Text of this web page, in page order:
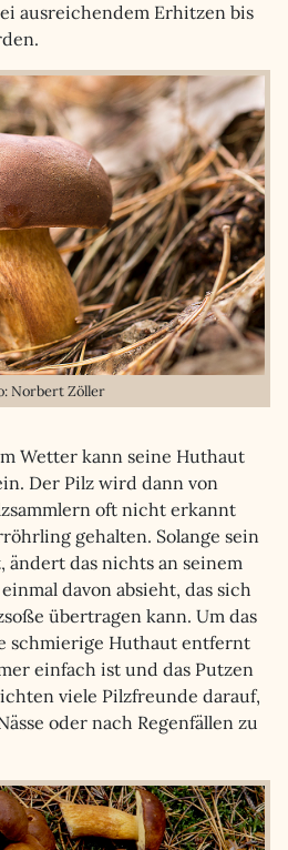
ausreichendem Erhitzen bis
Norbert Zöller
Wetter kann seine Huthaut
Der Pilz wird dann von
oft nicht erkannt
gehalten. Solange sein
ändert das nichts an seinem
davon absieht, das sich
übertragen kann. Um das
schmierige Huthaut entfernt
einfach ist und das Putzen
viele Pilzfreunde darauf,
oder nach Regenfällen zu